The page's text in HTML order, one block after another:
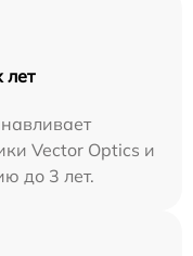
лет
Vector Optics и
до 3 лет.